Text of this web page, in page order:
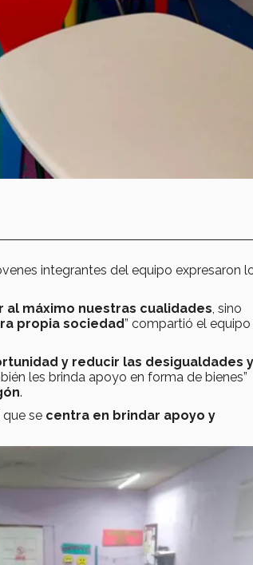
integrantes del equipo expresaron
al máximo nuestras cualidades, sino
propia sociedad” compartió el
y reducir las desigualdades y
les brinda apoyo en forma de bienes”
.
que se centra en brindar apoyo y